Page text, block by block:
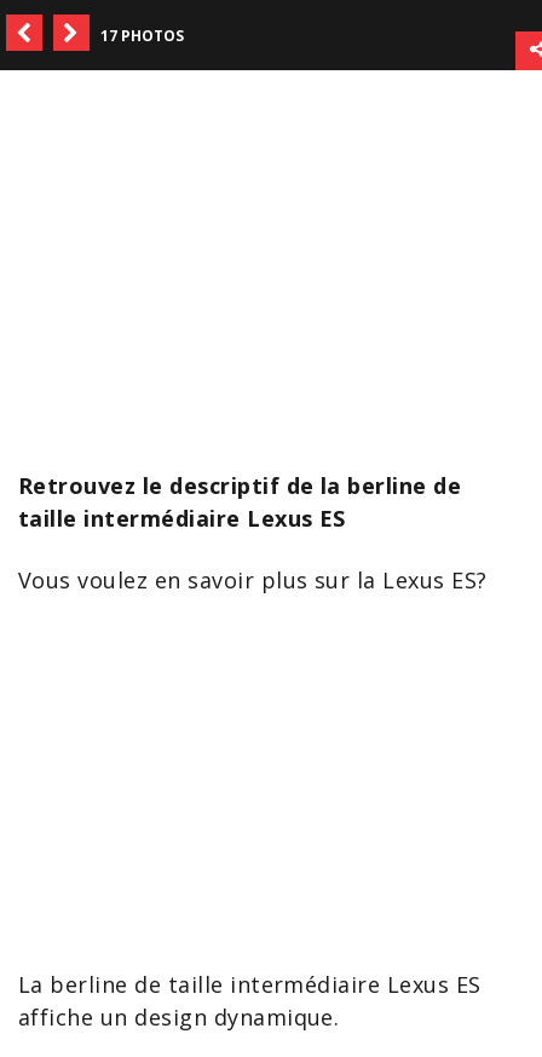
17 PHOTOS
Retrouvez le descriptif de la berline de
taille intermédiaire Lexus ES
Vous voulez en savoir plus sur la Lexus ES?
La berline de taille intermédiaire Lexus ES
affiche un design dynamique.